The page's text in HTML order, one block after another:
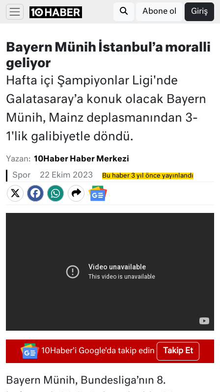
Abone ol Giriş
Bayern Münih İstanbul’a moralli
geliyor
Hafta içi Şampiyonlar Ligi'nde
Galatasaray’a konuk olacak Bayern
Münih, Mainz deplasmanından 3-
1'lik galibiyetle döndü.
Yazan: 10Haber Haber Merkezi
Spor 22 Ekim 2023 Bu haber 3 yıl önce yayınlandı
10Haber'i Google'da takip edin Takip Et
Bayern Münih, Bundesliga’nın 8.